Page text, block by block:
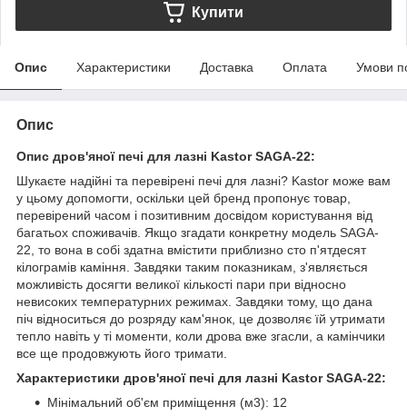
Купити
Опис Характеристики Доставка Оплата Умови
Опис
Опис дров'яної печі для лазні Kastor SAGA-22:
Шукаєте надійні та перевірені печі для лазні? Kastor може вам
у цьому допомогти, оскільки цей бренд пропонує товар,
перевірений часом і позитивним досвідом користування від
багатьох споживачів. Якщо згадати конкретну модель SAGA-
22, то вона в собі здатна вмістити приблизно сто п'ятдесят
кілограмів каміння . Завдяки таким показникам, з'являється
можливість досягти великої кількості пари при відносно
невисоких температурних режимах. Завдяки тому, що дана
піч відноситься до розряду кам'янок, це дозволяє їй утримати
тепло навіть у ті моменти, коли дрова вже згасли, а камінчики
все ще продовжують його тримати.
Характеристики дров'яної печі для лазні Kastor SAGA-22:
Мінімальний об'єм приміщення (м3): 12